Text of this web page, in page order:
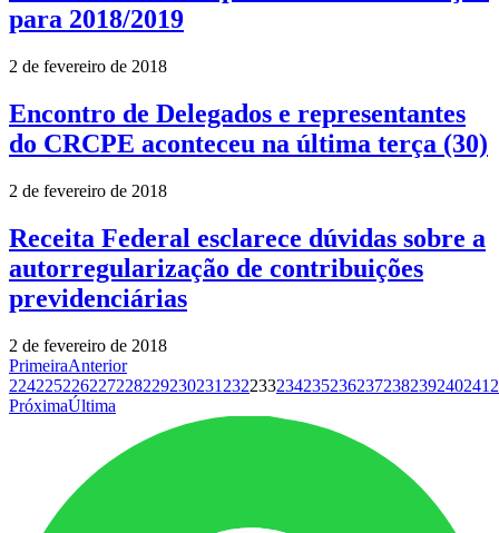
para 2018/2019
2 de fevereiro de 2018
Encontro de Delegados e representantes
do CRCPE aconteceu na última terça (30)
2 de fevereiro de 2018
Receita Federal esclarece dúvidas sobre a
autorregularização de contribuições
previdenciárias
2 de fevereiro de 2018
PrimeiraAnterior
224225226227228229230231 232233234235236237238239240241
PróximaÚltima